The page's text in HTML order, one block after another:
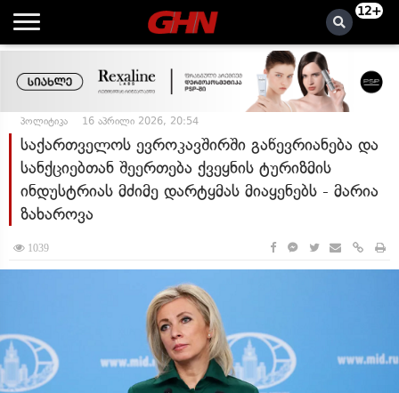
12+
პოლიტიკა 16 აპრილი 2026, 20:54
საქართველოს ევროკავშირში გაწევრიანება და
სანქციებთან შეერთება ქვეყნის ტურიზმის
ინდუსტრიას მძიმე დარტყმას მიაყენებს - მარია
ზახაროვა
1039